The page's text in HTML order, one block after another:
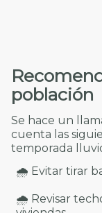
población
Se hace un
cuenta las
temporada
🌧️ Evitar tirar
🌧️ Revisar